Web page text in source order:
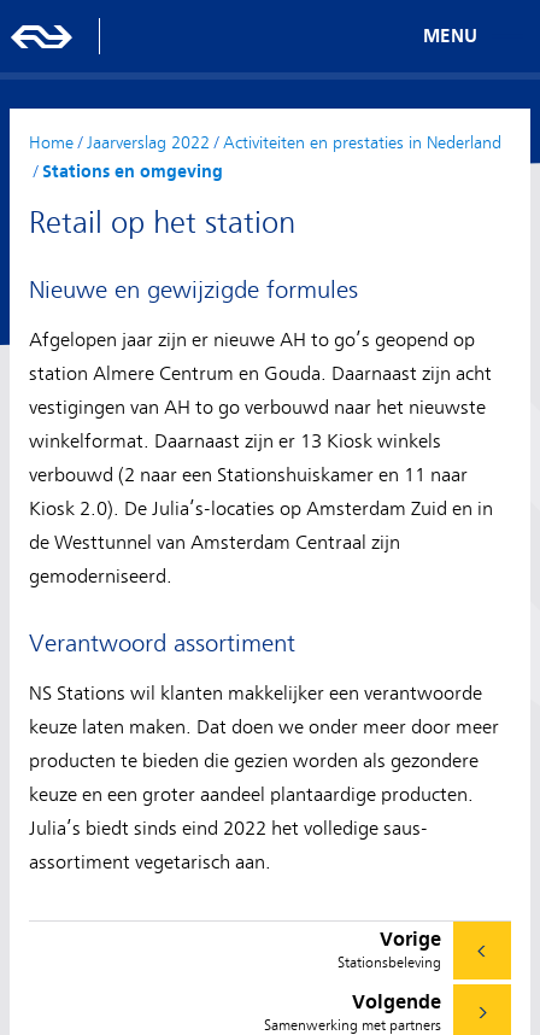
MENU
Home/ Jaarverslag 2022 / Activiteiten en prestaties in Nederland
/ Stations en omgeving
Retail op het station
Nieuwe en gewijzigde formules
Afgelopen jaar zijn er nieuwe AH to go’s geopend op
station Almere Centrum en Gouda. Daarnaast zijn acht
vestigingen van AH to go verbouwd naar het nieuwste
winkelformat. Daarnaast zijn er 13 Kiosk winkels
verbouwd (2 naar een Stationshuiskamer en 11 naar
Kiosk 2.0). De Julia’s-locaties op Amsterdam Zuid en in
de Westtunnel van Amsterdam Centraal zijn
gemoderniseerd.
Verantwoord assortiment
NS Stations wil klanten makkelijker een verantwoorde
keuze laten maken. Dat doen we onder meer door meer
producten te bieden die gezien worden als gezondere
keuze en een groter aandeel plantaardige producten.
Julia’s biedt sinds eind 2022 het volledige saus-
assortiment vegetarisch aan.
Vorige
Stationsbeleving
Volgende
Samenwerking met partners